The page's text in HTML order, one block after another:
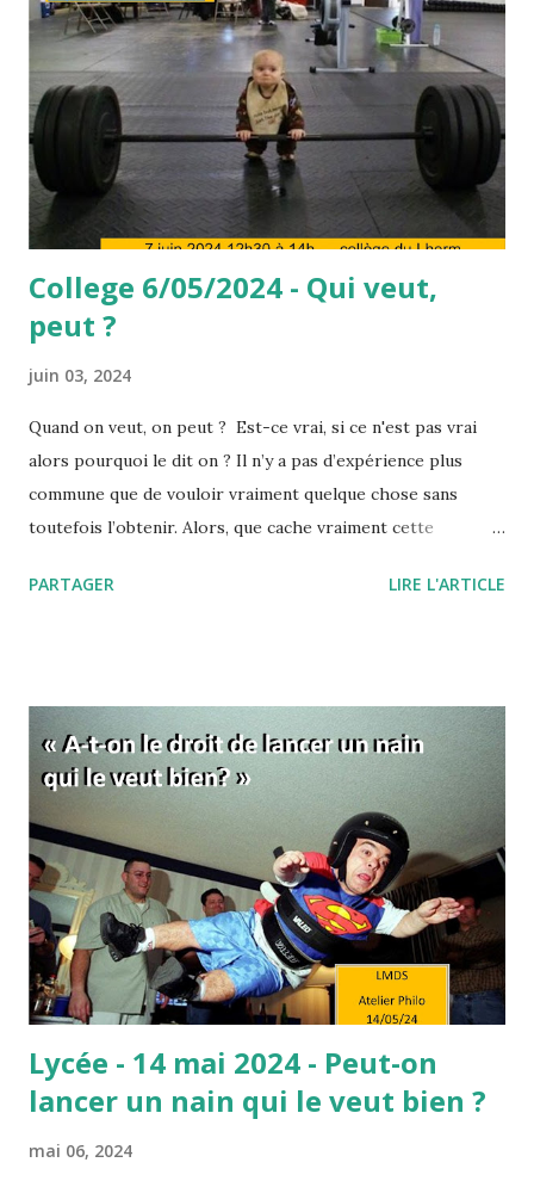
College 6/05/2024 - Qui veut,
peut ?
juin 03, 2024
Quand on veut, on peut ? Est-ce vrai, si ce n'est pas vrai
alors pourquoi le dit on ? Il n’y a pas d’expérience plus
commune que de vouloir vraiment quelque chose sans
toutefois l’obtenir. Alors, que cache vraiment cette
donner les moyens" ? Pourquoi, quand on veut, on ne peut
"vraiment" ! Comme si c'était une simple question de
volonté… C’est aussi une manière de vous dire que si vous
fournissiez des efforts, eh bien ils s’avèreraient payants.
C’est donc comme si, de la volonté, découlaient forcément
les efforts, et des efforts les résultats. En fait, derrière
cette formule, se cache l’idée que le travail paie
nécessairement, et donc que celles et ceux qui réussissent
le méritent car il suffit de ...
PARTAGER LIRE L'ARTICLE
Lycée - 14 mai 2024 - Peut-on
lancer un nain qui le veut bien ?
mai 06, 2024